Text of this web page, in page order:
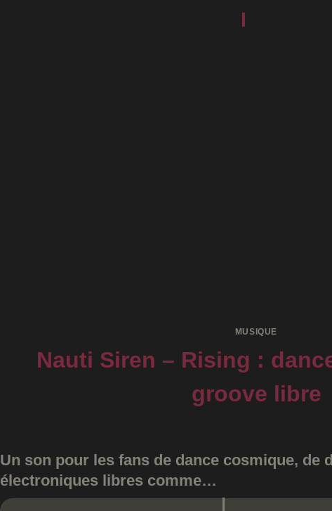
MUSIQUE
Nauti Siren – Rising :
groove libre
Un son pour les fans de dance cosmique, de
électroniques libres comme…